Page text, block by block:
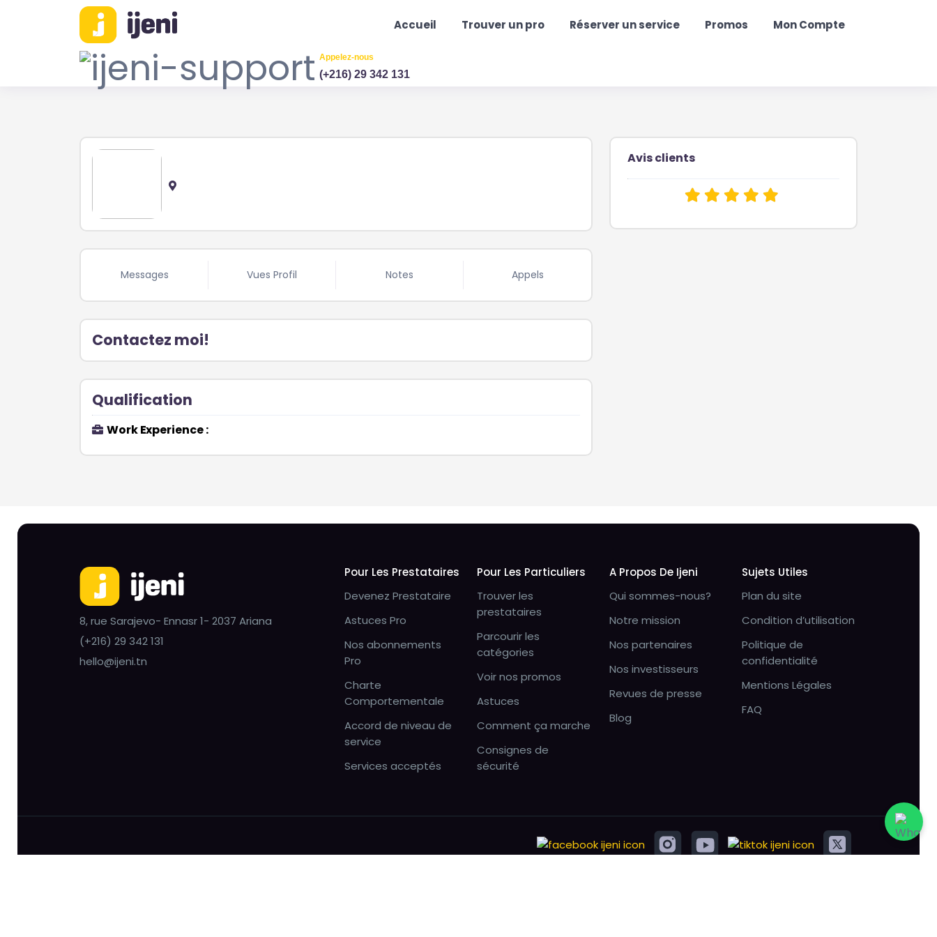
Accueil Trouver un pro Réserver un service Promos Mon Compte
Appelez-nous
(+216) 29 342 131
Messages Vues Profil Notes Appels
Contactez moi!
Qualification
Work Experience :
Avis clients
8, rue Sarajevo- Ennasr 1- 2037 Ariana
(+216) 29 342 131
hello@ijeni.tn
Pour Les Prestataires
Devenez Prestataire
Astuces Pro
Nos abonnements
Pro
Charte
Comportementale
Accord de niveau de
service
Services acceptés
Pour Les Particuliers
Trouver les
prestataires
Parcourir les
catégories
Voir nos promos
Astuces
Comment ça marche
Consignes de
sécurité
A Propos De Ijeni
Qui sommes-nous?
Notre mission
Nos partenaires
Nos investisseurs
Revues de presse
Blog
Sujets Utiles
Plan du site
Condition d’utilisation
Politique de
confidentialité
Mentions Légales
FAQ